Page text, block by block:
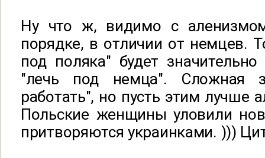
Ну что ж, видимо с
порядке, в отличии от немцев.
под поляка" будет
"лечь под немца". Сложная
работать", но пусть этим лучше
Польские женщины уловили
притворяются украинками. )))